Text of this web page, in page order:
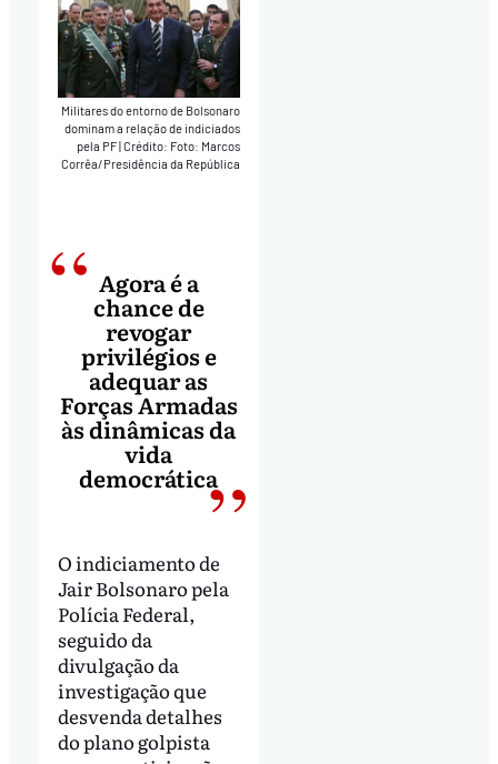
Militares do entorno de Bolsonaro
dominam a relação de indiciados
pela PF|Crédito: Foto: Marcos
Corrêa/Presidência da República
Agora é a
chance de
revogar
privilégios e
adequar as
Forças Armadas
às dinâmicas da
vida
democrática
O indiciamento de
Jair Bolsonaro pela
Polícia Federal,
seguido da
divulgação da
investigação que
desvenda detalhes
do plano golpista